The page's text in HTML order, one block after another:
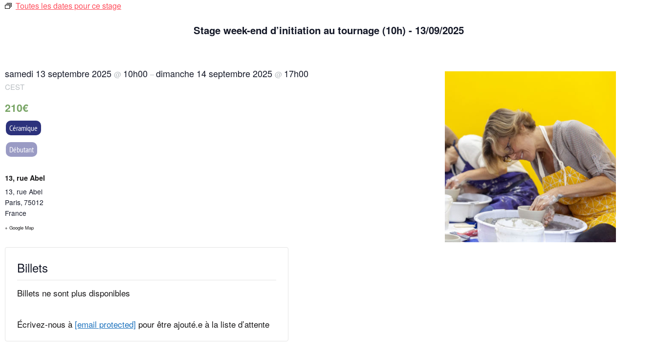
Toutes les dates pour ce stage
Stage week-end d’initiation au tournage (10h) - 13/09/2025
samedi 13 septembre 2025 @ 10h00 –dimanche 14 septembre 2025 @ 17h00
CEST
210€
Céramique
Débutant
13, rue Abel
13, rue Abel
Paris, 75012
France
+ Google Map
Billets
Billets ne sont plus disponibles
Écrivez-nous à [email protected] pour être ajouté.e à la liste d’attente